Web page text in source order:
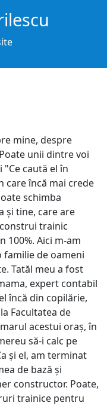
mine, despre
unii dintre voi
"Ce caută el în
care încă mai crede
schimba
și tine, care are
trainic
100%. Aici m-am
familie de oameni
Tatăl meu a fost
expert contabil
încă din copilărie,
Facultatea de
acestui oraș, în
să-i calc pe
și el, am terminat
de bază și
constructor. Poate,
trainice pentru